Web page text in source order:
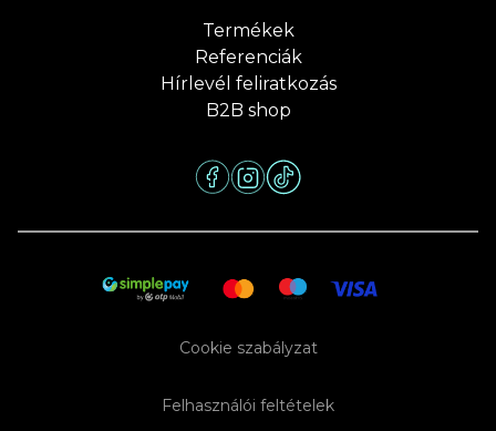
Termékek
Referenciák
Hírlevél feliratkozás
B2B shop
Felhasználói feltételek
Cookie szabályzat